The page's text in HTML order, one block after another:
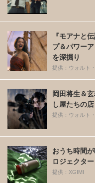
『モアナと
プ＆パワー
を深掘り
提供：ウォルト
岡田将生＆
し屋たちの
提供：ウォルト
おうち時間
ロジェクタ
提供：XGIMI